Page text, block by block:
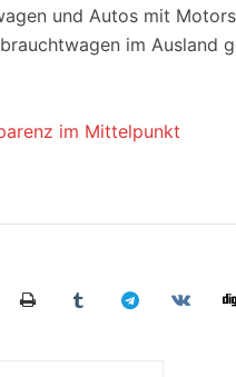
und Autos mit
im Ausland
im Mittelpunkt